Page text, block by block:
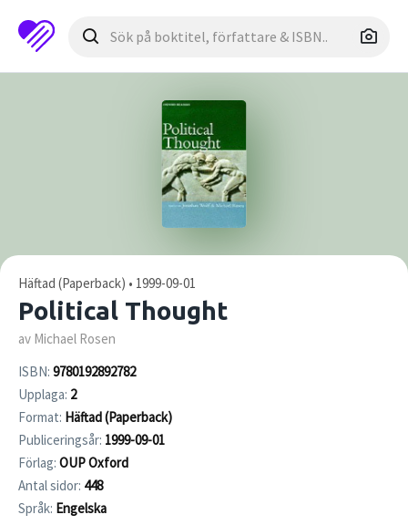
Häftad (Paperback) • 1999-09-01
Political Thought
av Michael Rosen
ISBN: 9780192892782
Upplaga: 2
Format: Häftad (Paperback)
Publiceringsår: 1999-09-01
Förlag: OUP Oxford
Antal sidor: 448
Språk: Engelska